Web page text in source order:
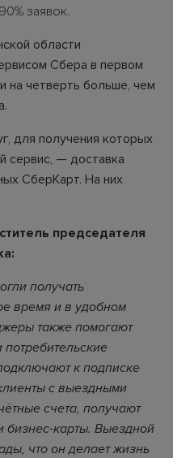
заявок.
области
Сбера в первом
на четверть больше, чем
для получения которых
сервис, — доставка
СберКарт. На них
председателя
получать
время и в удобном
также помогают
к подписке
с выездными
счета, получают
бизнес-карты. Выездной
что он делает жизнь